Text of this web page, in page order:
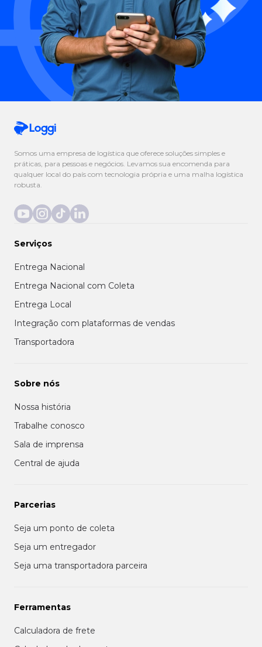
Somos uma empresa de logística que oferece soluções simples e
práticas, para pessoas e negócios. Levamos sua encomenda para
qualquer local do país com tecnologia própria e uma malha logística
robusta.
Serviços
Entrega Nacional
Entrega Nacional com Coleta
Entrega Local
Integração com plataformas de vendas
Transportadora
Sobre nós
Nossa história
Trabalhe conosco
Sala de imprensa
Central de ajuda
Parcerias
Seja um ponto de coleta
Seja um entregador
Seja uma transportadora parceira
Ferramentas
Calculadora de frete